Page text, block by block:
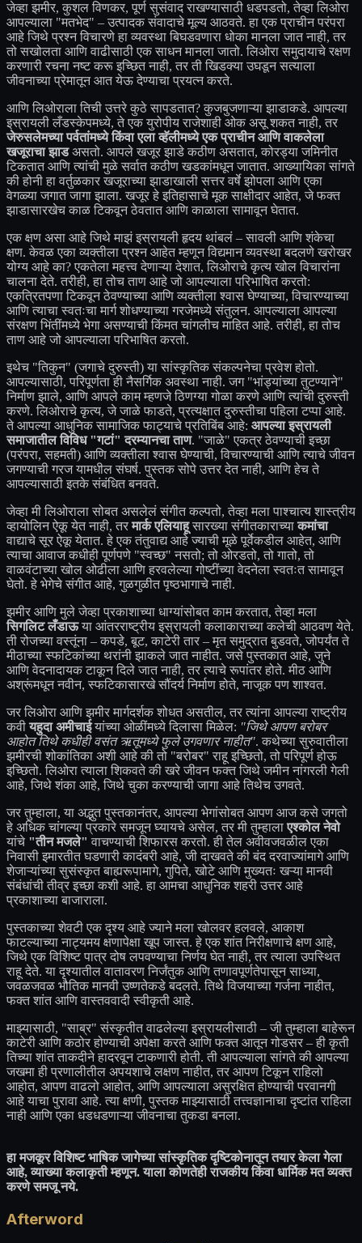
जेव्हा झमीर, कुशल विणकर, पूर्ण सुसंवाद राखण्यासाठी धडपडतो, तेव्हा लिओरा
आपल्याला "मतभेद" – उत्पादक संवादाचे मूल्य आठवते. हा एक प्राचीन परंपरा
आहे जिथे प्रश्न विचारणे हा व्यवस्था बिघडवणारा धोका मानला जात नाही, तर
तो सखोलता आणि वाढीसाठी एक साधन मानला जातो. लिओरा समुदायाचे रक्षण
करणारी रचना नष्ट करू इच्छित नाही, तर ती खिडक्या उघडून सत्याला
जीवनाच्या प्रेमातून आत येऊ देण्याचा प्रयत्न करते.
आणि लिओराला तिची उत्तरे कुठे सापडतात? कुजबुजणाऱ्या झाडाकडे. आपल्या
इस्रायली लँडस्केपमध्ये, ते एक युरोपीय राजेशाही ओक असू शकत नाही, तर
जेरुसलेमच्या पर्वतांमध्ये किंवा एला व्हॅलीमध्ये एक प्राचीन आणि वाकलेला
खजूराचा झाडअसतो. आपले खजूर झाडे कठीण असतात, कोरड्या जमिनीत
टिकतात आणि त्यांची मुळे सर्वात कठीण खडकांमधून जातात. आख्यायिका सांगते
की होनी हा वर्तुळकार खजूराच्या झाडाखाली सत्तर वर्षे झोपला आणि एका
वेगळ्या जगात जागा झाला. खजूर हे इतिहासाचे मूक साक्षीदार आहेत, जे फक्त
झाडासारखेच काळ टिकवून ठेवतात आणि काळाला सामावून घेतात.
एक क्षण असा आहे जिथे माझं इस्रायली हृदय थांबलं – सावली आणि शंकेचा
क्षण. केवळ एका व्यक्तीला प्रश्न आहेत म्हणून विद्यमान व्यवस्था बदलणे खरोखर
योग्य आहे का? एकतेला महत्त्व देणाऱ्या देशात, लिओराचे कृत्य खोल विचारांना
चालना देते. तरीही, हा तोच ताण आहे जो आपल्याला परिभाषित करतो:
एकत्रितपणा टिकवून ठेवण्याच्या आणि व्यक्तीला श्वास घेण्याच्या, विचारण्याच्या
आणि त्याचा स्वतःचा मार्ग शोधण्याच्या गरजेमध्ये संतुलन. आपल्याला आपल्या
संरक्षण भिंतींमध्ये भेगा असण्याची किंमत चांगलीच माहित आहे. तरीही, हा तोच
ताण आहे जो आपल्याला परिभाषित करतो.
इथेच "तिकुन" (जगाचे दुरुस्ती) या सांस्कृतिक संकल्पनेचा प्रवेश होतो.
आपल्यासाठी, परिपूर्णता ही नैसर्गिक अवस्था नाही. जग "भांड्यांच्या तुटण्याने"
निर्माण झाले, आणि आपले काम म्हणजे ठिणग्या गोळा करणे आणि त्यांची दुरुस्ती
करणे. लिओराचे कृत्य, जे जाळे फाडते, प्रत्यक्षात दुरुस्तीचा पहिला टप्पा आहे.
ते आपल्या आधुनिक सामाजिक फाट्याचे प्रतिबिंब आहे: आपल्या इस्रायली
समाजातील विविध "गटां" दरम्यानचा ताण. "जाळे" एकत्र ठेवण्याची इच्छा
(परंपरा, सहमती) आणि व्यक्तीला श्वास घेण्याची, विचारण्याची आणि त्याचे जीवन
जगण्याची गरज यामधील संघर्ष. पुस्तक सोपे उत्तर देत नाही, आणि हेच ते
आपल्यासाठी इतके संबंधित बनवते.
जेव्हा मी लिओराला सोबत असलेलं संगीत कल्पतो, तेव्हा मला पाश्चात्य शास्त्रीय
व्हायोलिन ऐकू येत नाही, तरमार्क एलियाहूसारख्या संगीतकाराच्याकमांचा
वाद्याचे सूर ऐकू येतात. हे एक तंतुवाद्य आहे ज्याची मूळे पूर्वेकडील आहेत, आणि
त्याचा आवाज कधीही पूर्णपणे "स्वच्छ" नसतो; तो ओरडतो, तो गातो, तो
वाळवंटाच्या खोल ओढीला आणि हरवलेल्या गोष्टींच्या वेदनेला स्वतःत सामावून
घेतो. हे भेगेचे संगीत आहे, गुळगुळीत पृष्ठभागाचे नाही.
झमीर आणि मुले जेव्हा प्रकाशाच्या धाग्यांसोबत काम करतात, तेव्हा मला
सिगलिट लँडाऊया आंतरराष्ट्रीय इस्रायली कलाकाराच्या कलेची आठवण येते.
ती रोजच्या वस्तूंना – कपडे, बूट, काटेरी तार – मृत समुद्रात बुडवते, जोपर्यंत ते
मीठाच्या स्फटिकांच्या थरांनी झाकले जात नाहीत. जसे पुस्तकात आहे, जुने
आणि वेदनादायक टाकून दिले जात नाही, तर त्याचे रूपांतर होते. मीठ आणि
अश्रूंमधून नवीन, स्फटिकासारखे सौंदर्य निर्माण होते, नाजूक पण शाश्वत.
जर लिओरा आणि झमीर मार्गदर्शक शोधत असतील, तर त्यांना आपल्या राष्ट्रीय
कवीयहुदा अमीचाईयांच्या ओळींमध्ये दिलासा मिळेल: "जिथे आपण बरोबर
आहोत तिथे कधीही वसंत ऋतूमध्ये फुले उगवणार नाहीत". कथेच्या सुरुवातीला
झमीरची शोकांतिका अशी आहे की तो "बरोबर" राहू इच्छितो, तो परिपूर्ण होऊ
इच्छितो. लिओरा त्याला शिकवते की खरे जीवन फक्त जिथे जमीन नांगरली गेली
आहे, जिथे शंका आहे, जिथे चुका करण्याची जागा आहे तिथेच उगवते.
जर तुम्हाला, या अद्भुत पुस्तकानंतर, आपल्या भेगांसोबत आपण आज कसे जगतो
हे अधिक चांगल्या प्रकारे समजून घ्यायचे असेल, तर मी तुम्हालाएश्कोल नेवो
यांचे "तीन मजले" वाचण्याची शिफारस करतो. ही तेल अवीवजवळील एका
निवासी इमारतीत घडणारी कादंबरी आहे, जी दाखवते की बंद दरवाज्यांमागे आणि
शेजाऱ्यांच्या सुसंस्कृत बाह्यरूपामागे, गुपिते, खोटे आणि मुख्यतः खऱ्या मानवी
संबंधांची तीव्र इच्छा कशी आहे. हा आमचा आधुनिक शहरी उत्तर आहे
प्रकाशाच्या बाजाराला.
पुस्तकाच्या शेवटी एक दृश्य आहे ज्याने मला खोलवर हलवले, आकाश
फाटल्याच्या नाट्यमय क्षणापेक्षा खूप जास्त. हे एक शांत निरीक्षणाचे क्षण आहे,
जिथे एक विशिष्ट पात्र दोष लपवण्याचा निर्णय घेत नाही, तर त्याला उपस्थित
राहू देते. या दृश्यातील वातावरण निर्जंतुक आणि तणावपूर्णतेपासून साध्या,
जवळजवळ भौतिक मानवी उष्णतेकडे बदलते. तिथे विजयाच्या गर्जना नाहीत,
फक्त शांत आणि वास्तववादी स्वीकृती आहे.
माझ्यासाठी, "साब्र" संस्कृतीत वाढलेल्या इस्रायलीसाठी – जी तुम्हाला बाहेरून
काटेरी आणि कठोर होण्याची अपेक्षा करते आणि फक्त आतून गोडसर – ही कृती
तिच्या शांत ताकदीने हादरवून टाकणारी होती. ती आपल्याला सांगते की आपल्या
जखमा ही प्रणालीतील अपयशाचे लक्षण नाहीत, तर आपण टिकून राहिलो
आहोत, आपण वाढलो आहोत, आणि आपल्याला असुरक्षित होण्याची परवानगी
आहे याचा पुरावा आहे. त्या क्षणी, पुस्तक माझ्यासाठी तत्त्वज्ञानाचा दृष्टांत राहिला
नाही आणि एका धडधडणाऱ्या जीवनाचा तुकडा बनला.
हा मजकूर विशिष्ट भाषिक जागेच्या सांस्कृतिक दृष्टिकोनातून तयार केला गेला
आहे, व्याख्या कलाकृती म्हणून. याला कोणतेही राजकीय किंवा धार्मिक मत व्यक्त
करणे समजू नये.
Afterword